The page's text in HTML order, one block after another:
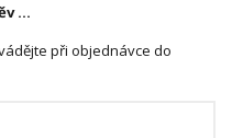
...
při objednávce do